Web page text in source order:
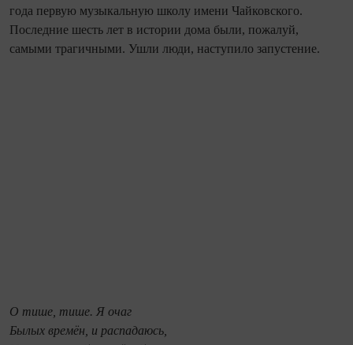
года первую музыкальную школу имени Чайковского.
Последние шесть лет в истории дома были, пожалуй,
самыми трагичными. Ушли люди, наступило запустение.
О тише, тише. Я очаг
Былых времён, и распадаюсь,